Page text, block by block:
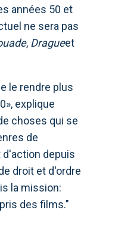
années 50 et
ne sera pas
, Dragueet
le rendre plus
explique
choses qui se
de
depuis
droit et d'ordre
la mission:
des films."